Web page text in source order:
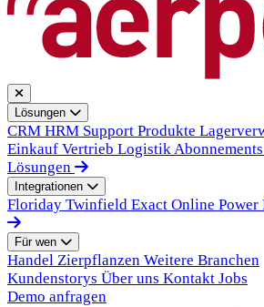
Lösungen
CRM HRM Support Produkte
Einkauf Vertrieb LogistikAbonnements
Lösungen
Integrationen
Floriday Twinfield Exact Online Power
Für wen
Handel Zierpflanzen Weitere Branchen
Kundenstorys Über uns Kontakt Jobs
Demo anfragen